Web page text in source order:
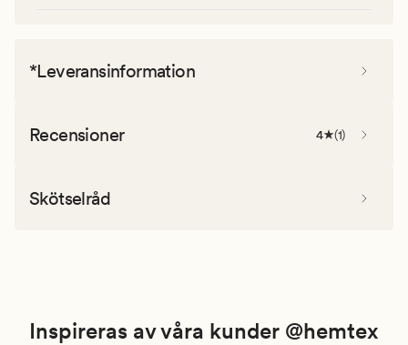
*Leveransinformation
Recensioner 4 (1)
Skötselråd
Inspireras av våra kunder @hemtex